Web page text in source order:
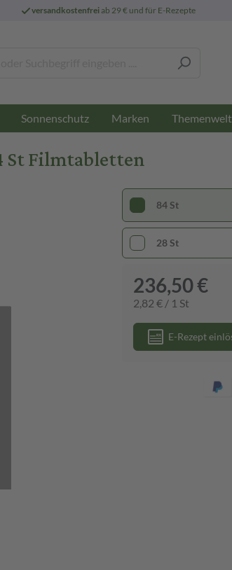
versandkostenfreiab 29 € und für E-Rezepte
Sonnenschutz Marken
St Filmtabletten
84 St
28 St
236,50 €
2,82 € / 1 St
E-Rezept